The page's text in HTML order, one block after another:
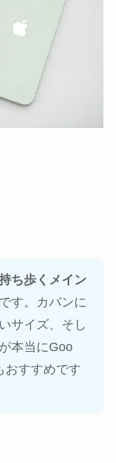
ち歩くメイン
す。カバンに
サイズ、そし
本当にGoo
おすすめです